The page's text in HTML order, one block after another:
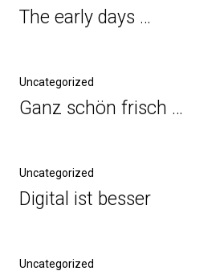
The early days …
Uncategorized
Ganz schön frisch …
Uncategorized
Digital ist besser
Uncategorized